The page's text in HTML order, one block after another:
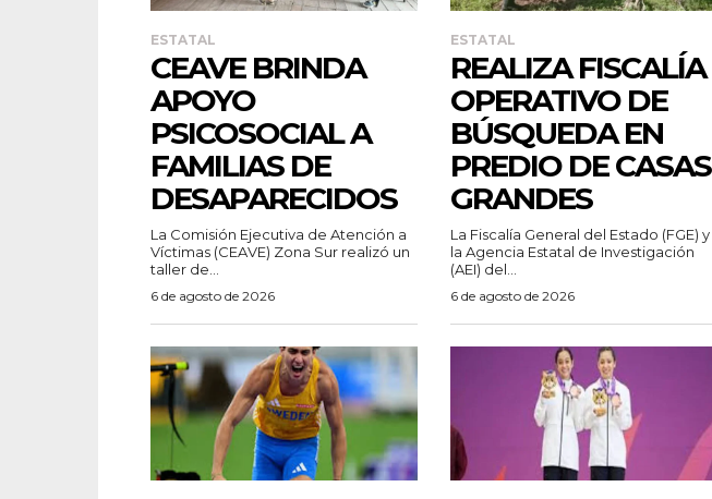
ESTATAL
CEAVE BRINDA
APOYO
PSICOSOCIAL A
FAMILIAS DE
DESAPARECIDOS
La Comisión Ejecutiva de Atención a
Víctimas (CEAVE) Zona Sur realizó un
taller de...
6 de agosto de 2026
ESTATAL
REALIZA FISCALÍA
OPERATIVO DE
BÚSQUEDA EN
PREDIO DE CASAS
GRANDES
La Fiscalía General del Estado (FGE) y
la Agencia Estatal de Investigación
(AEI) del...
6 de agosto de 2026